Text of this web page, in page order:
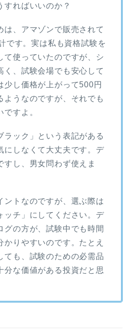
すればいいのか？
は、アマゾンで販売されて
です。実は私も資格試験を
て使っていたのですが、シ
く、試験会場でも安心して
少し価格が上がって500円
ようなのですが、それでも
すよ。
ラック」という表記がある
にしなくて大丈夫です。デ
すし、男女問わず使えま
ントなのですが、選ぶ際は
ッチ」にしてください。デ
グの方が、試験中でも時間
かりやすいのです。たとえ
ても、試験のための必需品
分な価値がある投資だと思